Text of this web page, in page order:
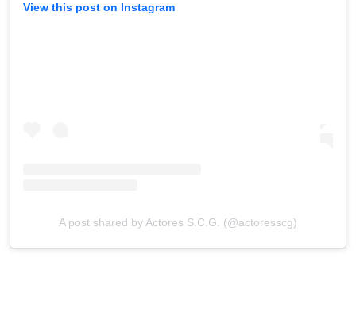
View this post on Instagram
A post shared by Actores S.C.G. (@actoresscg)